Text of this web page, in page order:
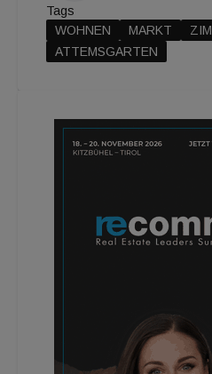
Tags
WOHNEN
MARKT
ATTEMSGARTEN